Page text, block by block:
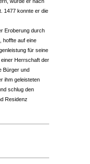
1477 konnte er die
Eroberung durch
hoffte auf eine
für seine
Herrschaft der
Bürger und
ihm geleisteten
schlug den
Residenz